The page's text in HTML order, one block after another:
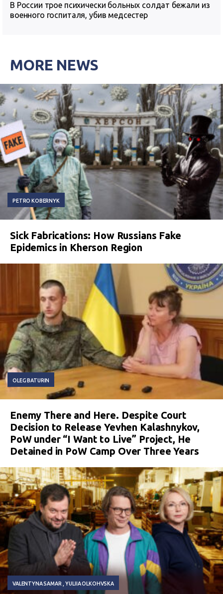
В России трое психически больных солдат бежали из
военного госпиталя, убив медсестер
MORE NEWS
PETRO KOBERNYK
Sick Fabrications: How Russians Fake
Epidemics in Kherson Region
OLEG BATURIN
Enemy There and Here. Despite Court
Decision to Release Yevhen Kalashnykov,
PoW under “I Want to Live” Project, He
Detained in PoW Camp Over Three Years
VALENTYNA SAMAR YULIIA OLKOHVSKA